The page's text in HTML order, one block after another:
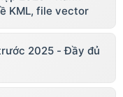
KML, file vector
2025 - Đầy đủ